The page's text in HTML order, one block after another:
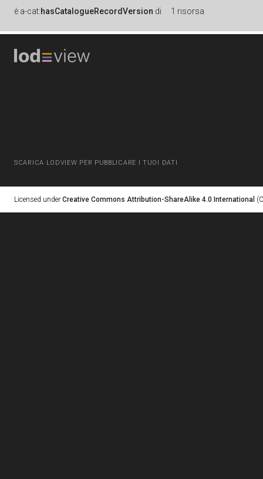
è a-cat:hasCatalogueRecordVersion di 1 risorsa
SCARICA LODVIEW PER PUBBLICARE I TUOI DATI
Licensed under Creative Commons Attribution-ShareAlike 4.0 International